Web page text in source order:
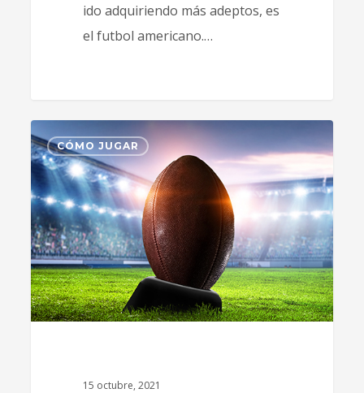
ido adquiriendo más adeptos, es
el futbol americano.…
CÓMO JUGAR
15 octubre, 2021
1